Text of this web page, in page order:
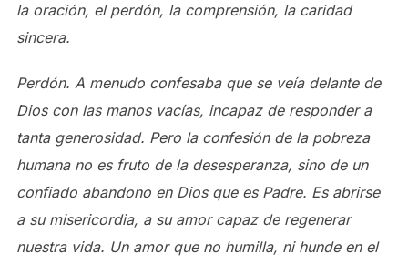
la oración, el perdón, la comprensión, la caridad
sincera.
Perdón. A menudo confesaba que se veía delante de
Dios con las manos vacías, incapaz de responder a
tanta generosidad. Pero la confesión de la pobreza
humana no es fruto de la desesperanza, sino de un
confiado abandono en Dios que es Padre. Es abrirse
a su misericordia, a su amor capaz de regenerar
nuestra vida. Un amor que no humilla, ni hunde en el